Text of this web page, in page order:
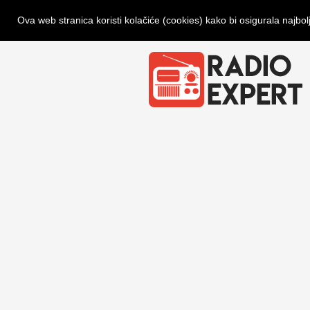
Ova web stranica koristi kolačiće (cookies) kako bi osigurala